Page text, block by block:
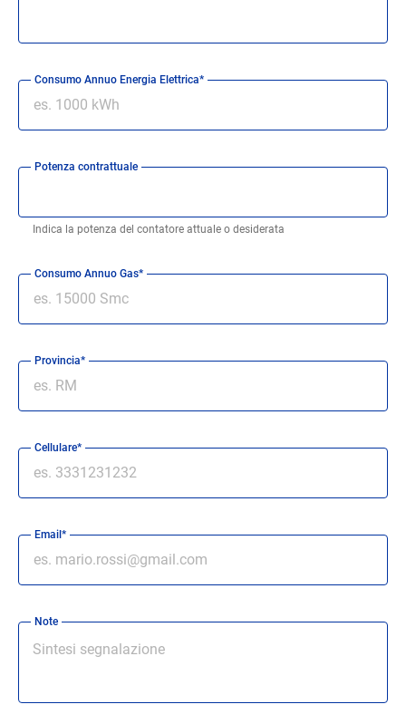
Consumo Annuo Energia Elettrica*
Potenza contrattuale
Indica la potenza del contatore attuale o desiderata
Consumo Annuo Gas*
Provincia*
Cellulare*
Email*
Note